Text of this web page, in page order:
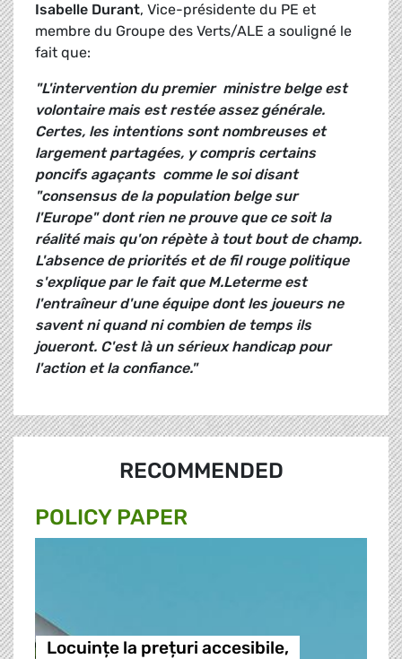
Isabelle Durant, Vice-présidente du PE et
membre du Groupe des Verts/ALE a souligné le
fait que:
"L'intervention du premier ministre belge est
volontaire mais est restée assez générale.
Certes, les intentions sont nombreuses et
largement partagées, y compris certains
poncifs agaçants comme le soi disant
"consensus de la population belge sur
l'Europe" dont rien ne prouve que ce soit la
réalité mais qu'on répète à tout bout de champ.
L'absence de priorités et de fil rouge politique
s'explique par le fait que M.Leterme est
l'entraîneur d'une équipe dont les joueurs ne
savent ni quand ni combien de temps ils
joueront. C'est là un sérieux handicap pour
l'action et la confiance."
RECOMMENDED
POLICY PAPER
Locuințe la prețuri accesibile,